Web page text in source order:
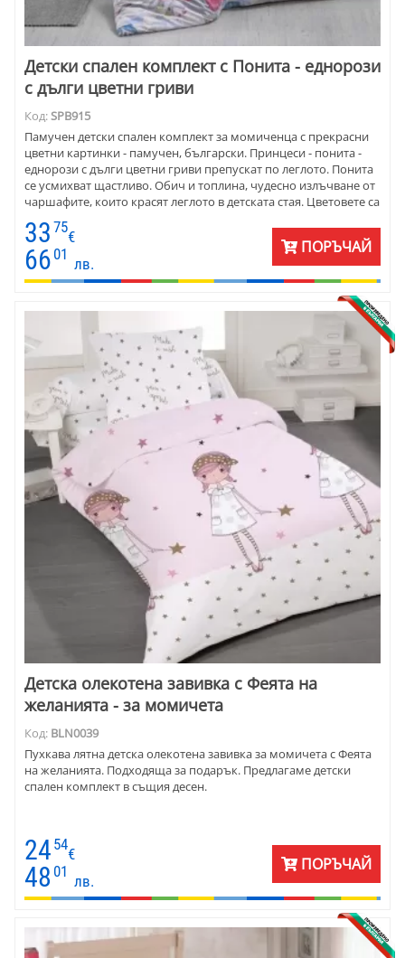
Детски спален комплект с Понита - еднорози
с дълги цветни гриви
Код:SPB915
Памучен детски спален комплект за момичeнца с прекрасни
цветни картинки - памучен, български. Принцеси - понита -
еднорози с дълги цветни гриви препускат по леглото. Понита
се усмихват щастливо. Обич и топлина, чудесно излъчване от
чаршафите, които красят леглото в детската стая. Цветовете са
прекрасни - светъл фон и ярки гриви на понитата. Материята е
отлично качество - ранфорс.
33 75
€
66 01
лв.
ПОРЪЧАЙ
Детска олекотена завивка с Феята на
желанията - за момичета
Код: BLN0039
Пухкава лятна детска олекотена завивка за момичета с Феята
на желанията. Подходяща за подарък. Предлагаме детски
спален комплект в същия десен.
24 54
€
48 01
лв.
ПОРЪЧАЙ